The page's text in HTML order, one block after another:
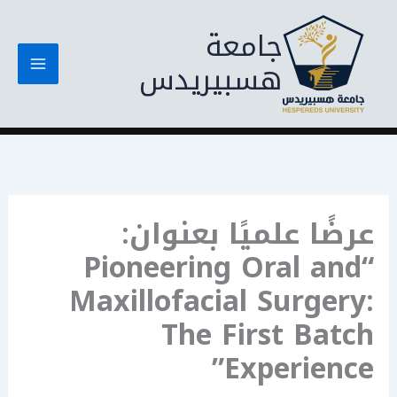
المحتوى
جامعة
هسبيريدس
عرضًا علميًا بعنوان:
“Pioneering Oral and
Maxillofacial Surgery:
The First Batch
Experience”